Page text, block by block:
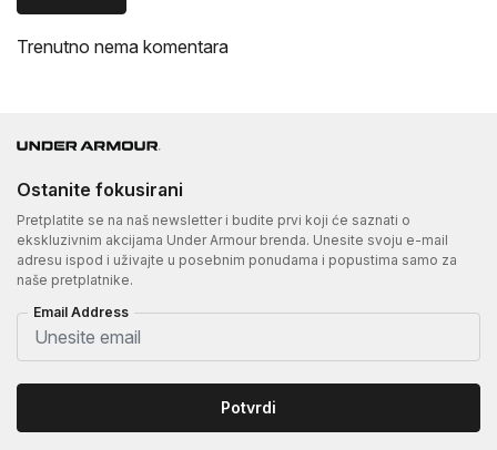
Trenutno nema komentara
Ostanite fokusirani
Pretplatite se na naš newsletter i budite prvi koji će saznati o
ekskluzivnim akcijama Under Armour brenda. Unesite svoju e-mail
adresu ispod i uživajte u posebnim ponudama i popustima samo za
naše pretplatnike.
Email Address
Potvrdi